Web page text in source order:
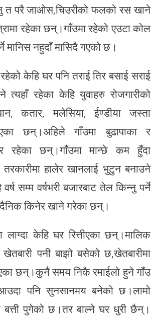
त परै जाओस,चिउरीको फलको रस खाने
रहेका छन्।गाँउमा रहेको एउटा कोल
मानिस नहुदाँ मासिदै गएको छ।
केहि घर पनि तराई तिर बसाई सराई
रहेका केहि युवाहरु रोजगारीको
कतार, मलेसिया, ईण्डीया जस्ता
छन्।अहिले गाँउमा बुढापाका र
रहेका छन्।गाँउमा मान्छे कम हुँदा
हालेर खानलाई भुटुन बनाउने
सम्म वर्षभरी बजारबाट तेल किन्नु पर्ने
किनेर खाने गरेका छन्।
लाग्दा केहि घर रित्तीएका छन्।मालिक
पनी बाझो बसेको छ,खेतबारीमा
छन्।कुनै समय निकै रमाईलो हुने गाँउ
पनि सुनसानमय बनेको छ।लामो
पुगेको छ।तर बाल्ने घर धुरी छैन्।